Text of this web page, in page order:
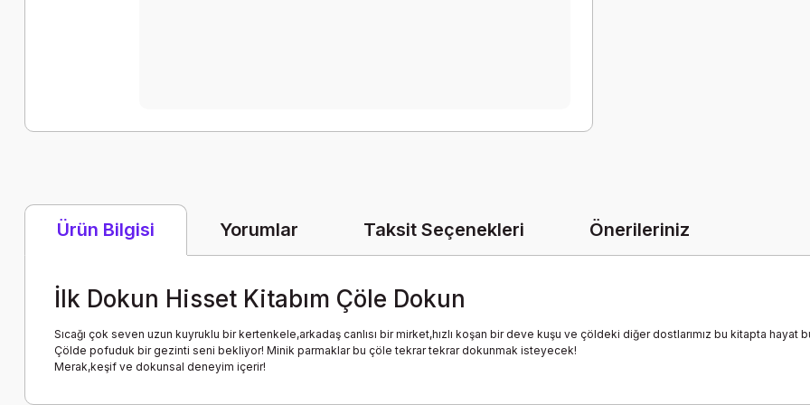
Ürün Bilgisi Yorumlar Taksit Seçenekleri Önerileriniz
İlk Dokun Hisset Kitabım Çöle Dokun
Sıcağı çok seven uzun kuyruklu bir kertenkele,arkadaş canlısı bir mirket,hızlı koşan bir deve kuşu ve çöldeki diğer dostlarımız bu kitapta hayat
Çölde pofuduk bir gezinti seni bekliyor! Minik parmaklar bu çöle tekrar tekrar dokunmak isteyecek!
Merak,keşif ve dokunsal deneyim içerir!